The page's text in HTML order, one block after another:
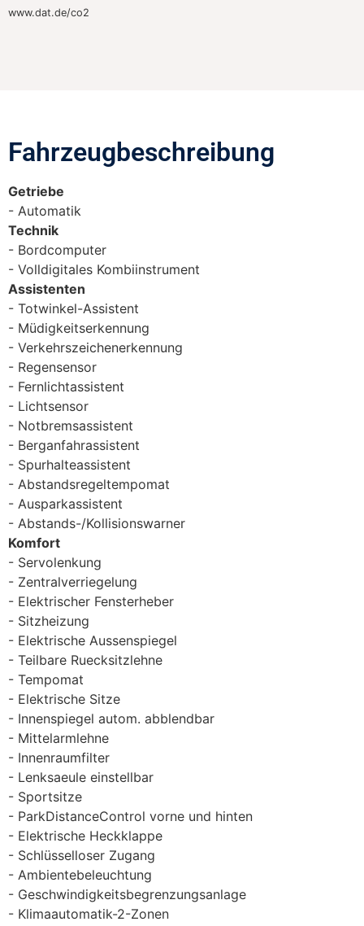
www.dat.de/co2
Fahrzeugbeschreibung​
Getriebe
Automatik
Technik
Bordcomputer
Volldigitales Kombiinstrument
Assistenten
Totwinkel-Assistent
Müdigkeitserkennung
Verkehrszeichenerkennung
Regensensor
Fernlichtassistent
Lichtsensor
Notbremsassistent
Berganfahrassistent
Spurhalteassistent
Abstandsregeltempomat
Ausparkassistent
Abstands-/Kollisionswarner
Komfort
Servolenkung
Zentralverriegelung
Elektrischer Fensterheber
Sitzheizung
Elektrische Aussenspiegel
Teilbare Ruecksitzlehne
Tempomat
Elektrische Sitze
Innenspiegel autom. abblendbar
Mittelarmlehne
Innenraumfilter
Lenksaeule einstellbar
Sportsitze
ParkDistanceControl vorne und hinten
Elektrische Heckklappe
Schlüsselloser Zugang
Ambientebeleuchtung
Geschwindigkeitsbegrenzungsanlage
Klimaautomatik-2-Zonen